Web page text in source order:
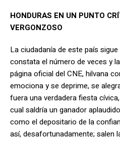
HONDURAS EN UN PUNTO
VERGONZOSO
La ciudadanía de este país
constata el número de veces y
página oficial del CNE, hilvana
emociona y se deprime, se
fuera una verdadera fiesta
cual saldría un ganador
como el depositario de la
así, desafortunadamente; salen